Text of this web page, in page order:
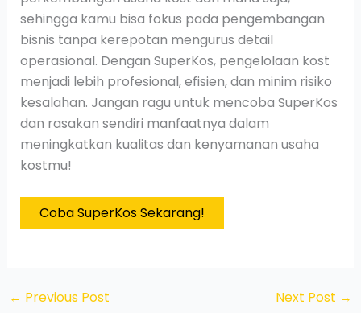
sehingga kamu bisa fokus pada pengembangan
bisnis tanpa kerepotan mengurus detail
operasional. Dengan SuperKos, pengelolaan kost
menjadi lebih profesional, efisien, dan minim risiko
kesalahan. Jangan ragu untuk mencoba SuperKos
dan rasakan sendiri manfaatnya dalam
meningkatkan kualitas dan kenyamanan usaha
kostmu!
Coba SuperKos Sekarang!
← Previous Post Next Post →